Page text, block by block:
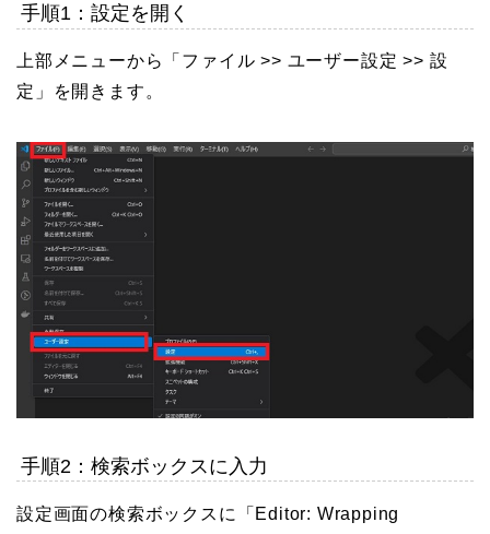
手順1：設定を開く
上部メニューから「ファイル >> ユーザー設定 >> 設
定」を開きます。
手順2：検索ボックスに入力
設定画面の検索ボックスに「Editor: Wrapping